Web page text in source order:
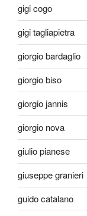
gigi cogo
gigi tagliapietra
giorgio bardaglio
giorgio biso
giorgio jannis
giorgio nova
giulio pianese
giuseppe granieri
guido catalano